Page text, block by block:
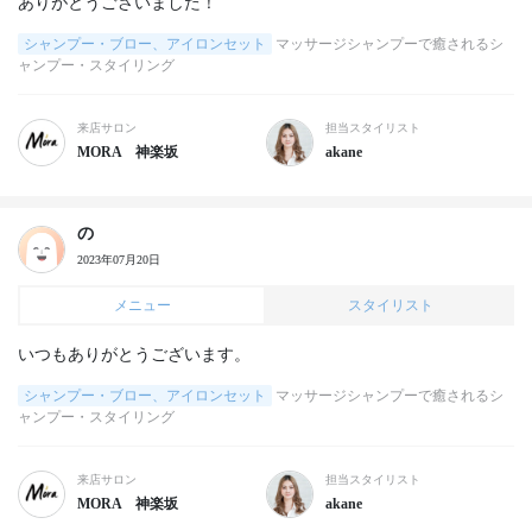
シャンプー・ブロー、アイロンセット
マッサージシャンプーで癒されるシ
ャンプー・スタイリング
来店サロン
MORA 神楽坂
担当スタイリスト
akane
の
2023年07月20日
メニュー スタイリスト
いつもありがとうございます。
シャンプー・ブロー、アイロンセット
マッサージシャンプーで癒されるシ
ャンプー・スタイリング
来店サロン
MORA 神楽坂
担当スタイリスト
akane